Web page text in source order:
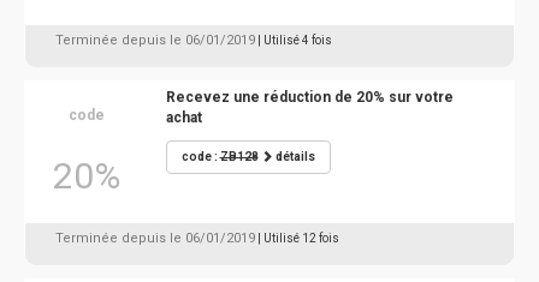
Terminée depuis le 06/01/2019 | Utilisé 4 fois
code
20%
Recevez une réduction de 20% sur votre
achat
code :ZB128 détails
Terminée depuis le 06/01/2019 | Utilisé 12 fois